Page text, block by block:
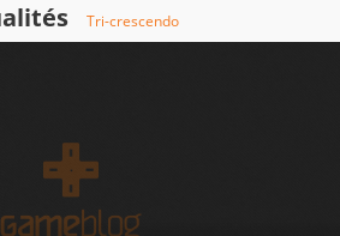
Tri-crescendo